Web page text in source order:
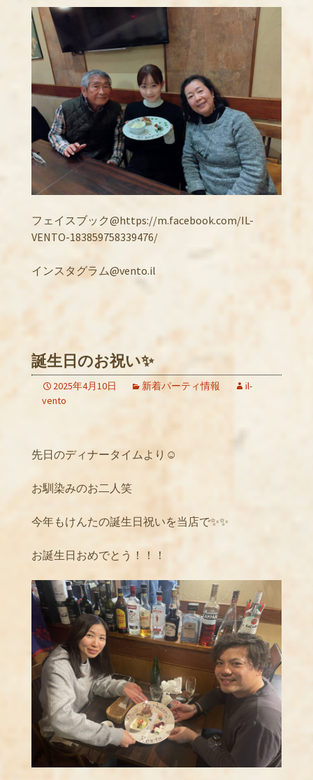
フェイスブック@https://m.facebook.com/IL-
VENTO-183859758339476/
インスタグラム@vento.il
誕生日のお祝い✨
2025年4月10日 新着パーティ情報
il-
vento
先日のディナータイムより☺️
お馴染みのお二人笑
今年もけんたの誕生日祝いを当店で✨✨
お誕生日おめでとう！！！